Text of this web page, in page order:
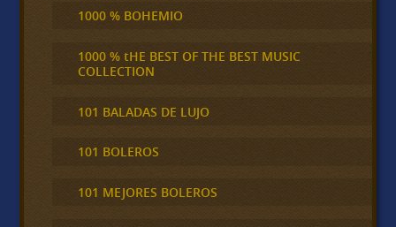
1000 % BOHEMIO
1000 % tHE BEST OF THE BEST MUSIC
COLLECTION
101 BALADAS DE LUJO
101 BOLEROS
101 MEJORES BOLEROS